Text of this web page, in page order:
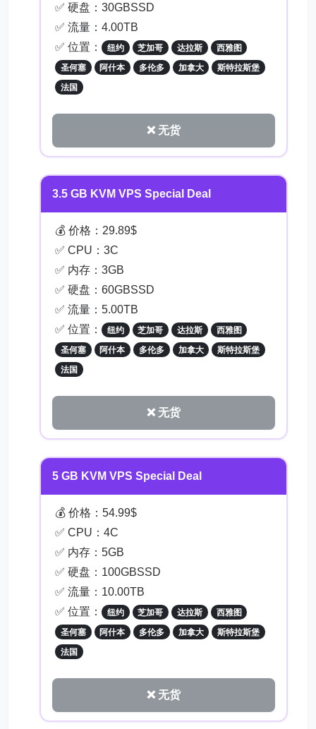
✅ 硬盘：30GBSSD
✅ 流量：4.00TB
✅ 位置：
纽约 芝加哥 达拉斯
西雅图
圣何塞
阿什本 多伦多 加拿大
斯特拉斯堡
法国
❌ 无货
3.5 GB KVM VPS Special Deal
💰 价格：29.89$
✅ CPU：3C
✅ 内存：3GB
✅ 硬盘：60GBSSD
✅ 流量：5.00TB
✅ 位置：
纽约 芝加哥 达拉斯
西雅图
圣何塞
阿什本 多伦多 加拿大
斯特拉斯堡
法国
❌ 无货
5 GB KVM VPS Special Deal
💰 价格：54.99$
✅ CPU：4C
✅ 内存：5GB
✅ 硬盘：100GBSSD
✅ 流量：10.00TB
✅ 位置：
纽约 芝加哥 达拉斯
西雅图
圣何塞
阿什本 多伦多 加拿大
斯特拉斯堡
法国
❌ 无货